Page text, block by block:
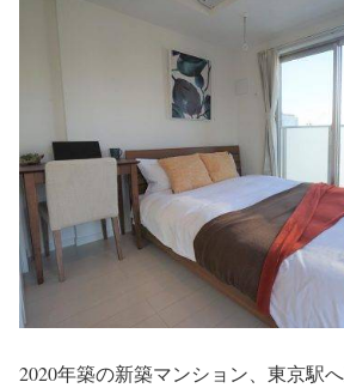
2020年築の新築マンション、東京駅